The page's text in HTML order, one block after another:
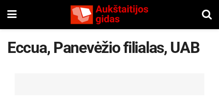
Eccua, Panevėžio filialas, UAB